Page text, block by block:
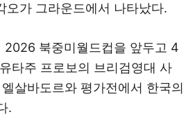
오가 그라운드에서 나타났다.
2026 북중미월드컵을 앞두고 4
타주 프로보의 브리검영대 사
살바도르와 평가전에서 한국의
.